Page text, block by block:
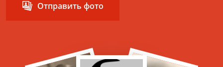
Отправить фото